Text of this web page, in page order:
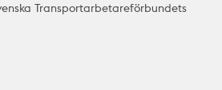
Transportarbetareförbundets